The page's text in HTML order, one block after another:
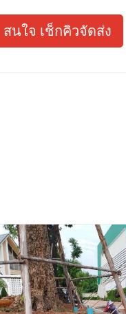
สนใจ เช็กคิวจัดส่ง